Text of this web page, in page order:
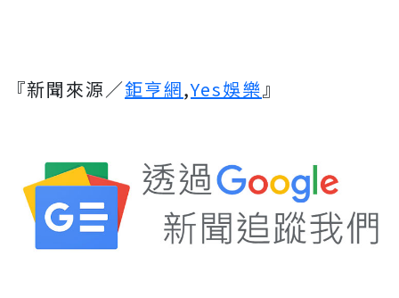
『新聞來源／鉅亨網,Yes娛樂』